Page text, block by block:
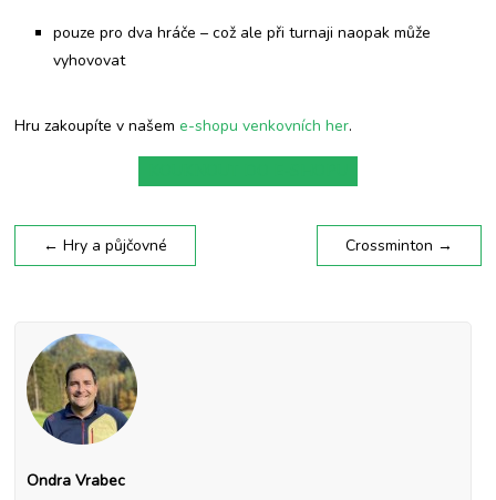
pouze pro dva hráče – což ale při turnaji naopak může
vyhovovat
Hru zakoupíte v našeme-shopu venkovních her.
← Hry a půjčovné Crossminton →
Ondra Vrabec